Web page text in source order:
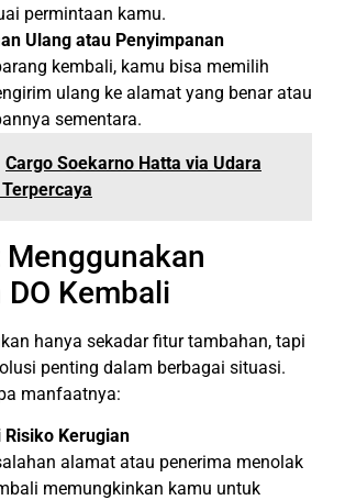
permintaan kamu.
Ulang atau Penyimpanan
kembali, kamu bisa memilih
ulang ke alamat yang benar atau
sementara.
Cargo Soekarno Hatta via Udara
DO Kembali
hanya sekadar fitur tambahan, tapi
penting dalam berbagai situasi.
manfaatnya:
Kerugian
alamat atau penerima menolak
memungkinkan kamu untuk